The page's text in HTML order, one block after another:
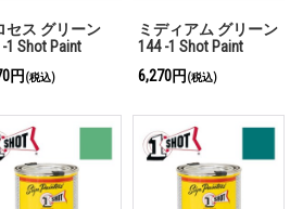
セス グリーン
1 Shot Paint
円 (税込)
ミディアム グリーン
144 -1 Shot Paint
6,270円 (税込)